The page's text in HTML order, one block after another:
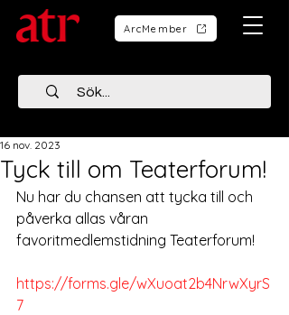
ArcMember
Tyck till om Teaterforum!
16 nov. 2023
Nu har du chansen att tycka till och
påverka allas våran
favoritmedlemstidning Teaterforum!
https://forms.gle/wXuoat2b4NrwXyrS
7